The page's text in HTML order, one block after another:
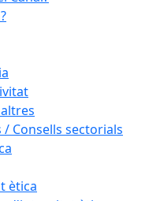
Consells sectorials
ètica